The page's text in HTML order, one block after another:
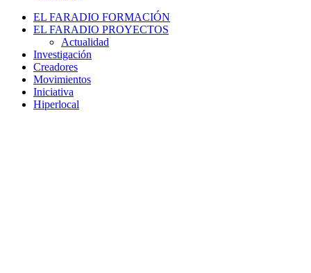
EL FARADIO FORMACIÓN
EL FARADIO PROYECTOS
Actualidad
Investigación
Creadores
Movimientos
Iniciativa
Hiperlocal